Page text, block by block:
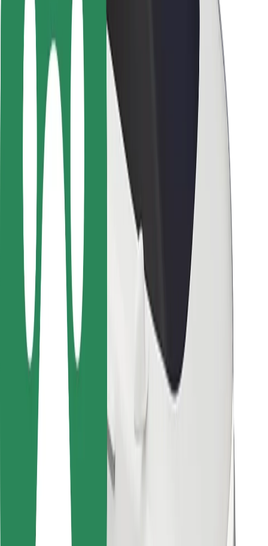
Autovadītāju drošība
Skrejriteņu drošība
Drošības laboratorija
Pilsētas
Pilsētas
Risinājumi pilsētām
Lidostas
Bolt uzlādes statīvi
Palīdzība
Pasažieriem
Autovadītājiem
Kurjeriem
Bolt Food
Autoparku īpašniekiem
Restorāniem
Bolt for Business
Piegādātāji
Sīkdatnes
Drošība
Saņem braucienu minūšu laikā!
Lejupielādē Bolt lietotni
Lejupielādē Bolt Food lietotni